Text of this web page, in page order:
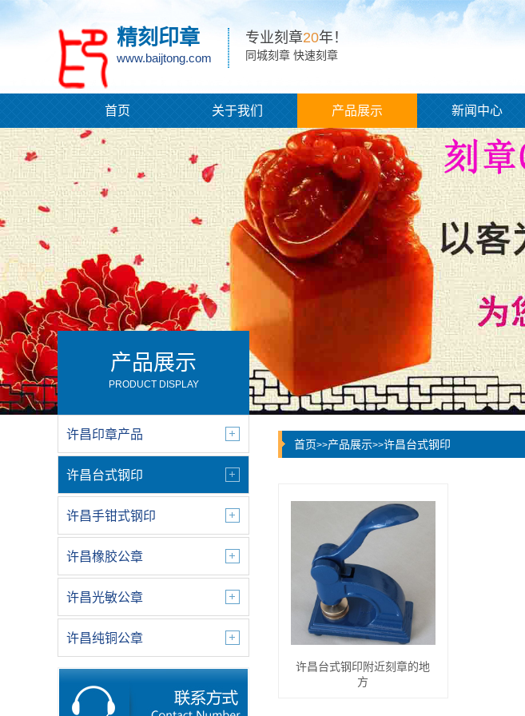
精刻印章
www.baijtong.com
专业刻章20年！
同城刻章 快速刻章
首页 关于我们 产品展示 新闻中心
产品展示
PRODUCT DISPLAY
许昌印章产品
许昌台式钢印
许昌手钳式钢印
许昌橡胶公章
许昌光敏公章
许昌纯铜公章
首页>>产品展示>>许昌台式钢印
许昌台式钢印附近刻章的地
方